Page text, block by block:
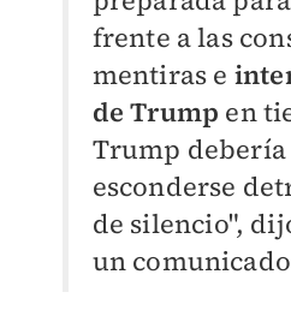
frente a las
mentiras e
de Trump en
Trump
esconderse
de silencio",
un